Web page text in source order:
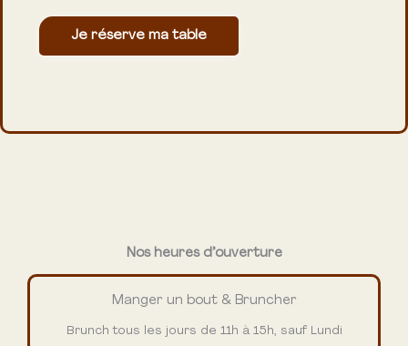
Nos heures d’ouverture
Manger un bout & Bruncher
Brunch tous les jours de 11h à 15h, sauf Lundi